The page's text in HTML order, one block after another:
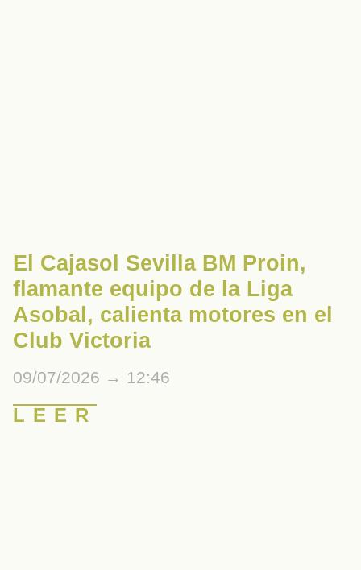
El Cajasol Sevilla BM Proin,
flamante equipo de la Liga
Asobal, calienta motores en el
Club Victoria
09/07/2026 12:46
LEER